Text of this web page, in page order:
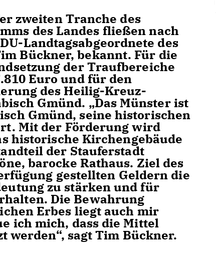
zweiten Tranche des
des Landes fließen nach
Landtagsabgeordnete des
Bückner, bekannt. Für die
der Traufbereiche
Euro und für den
des Heilig-Kreuz-
Gmünd. „Das Münster ist
Gmünd, seine historischen
Mit der Förderung wird
historische Kirchengebäude
der Stauferstadt
barocke Rathaus. Ziel des
gestellten Geldern die
zu stärken und für
Die Bewahrung
Erbes liegt auch mir
ich mich, dass die Mittel
werden“, sagt Tim Bückner.